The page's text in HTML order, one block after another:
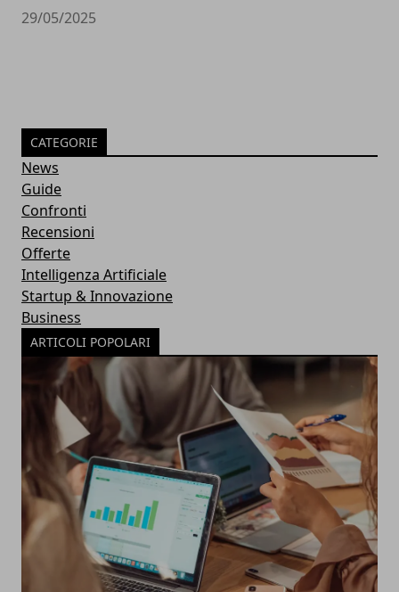
29/05/2025
CATEGORIE
News
Guide
Confronti
Recensioni
Offerte
Intelligenza Artificiale
Startup & Innovazione
Business
ARTICOLI POPOLARI